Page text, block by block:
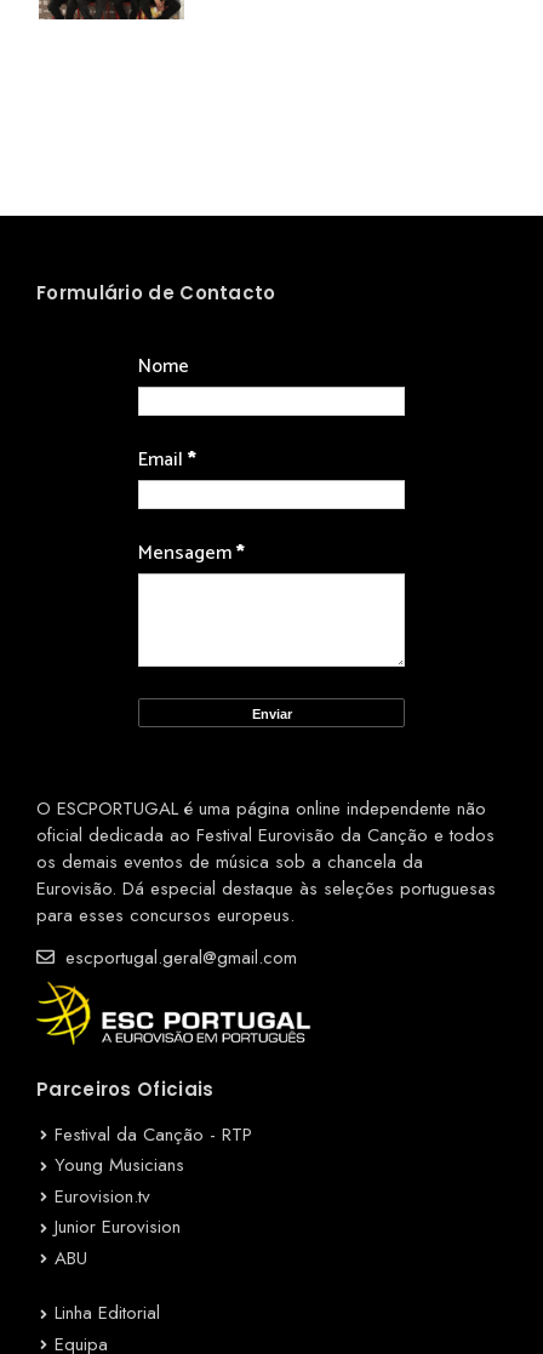
Formulário de Contacto
Nome
Email*
Mensagem*
O ESCPORTUGAL é uma página online independente não
oficial dedicada ao Festival Eurovisão da Canção e todos
os demais eventos de música sob a chancela da
Eurovisão. Dá especial destaque às seleções portuguesas
para esses concursos europeus.
escportugal.geral@gmail.com
Parceiros Oficiais
Festival da Canção - RTP
Young Musicians
Eurovision.tv
Junior Eurovision
ABU
Linha Editorial
Equipa